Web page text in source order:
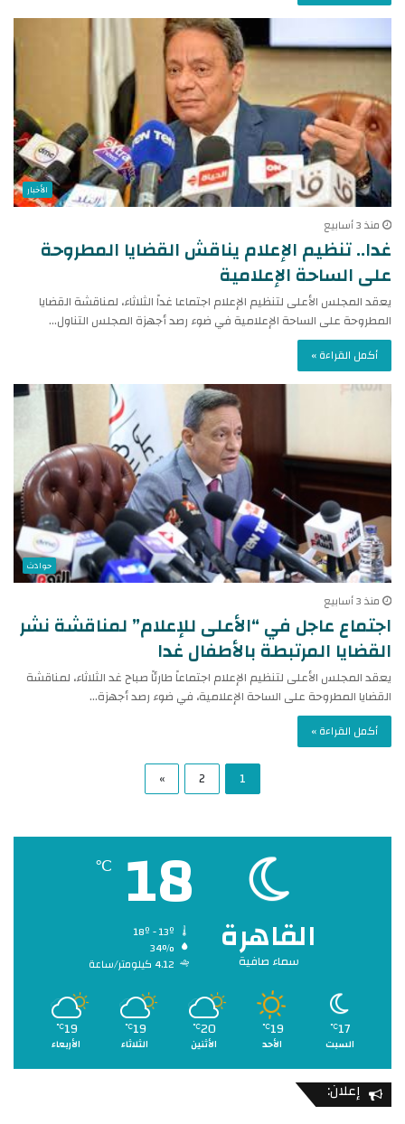
الأخبار
منذ 3 أسابيع
غدا.. تنظيم الإعلام يناقش القضايا المطروحة
على الساحة الإعلامية
يعقد المجلس الأعلى لتنظيم الإعلام اجتماعا غداً الثلاثاء، لمناقشة القضايا
المطروحة على الساحة الإعلامية في ضوء رصد أجهزة المجلس التناول…
أكمل القراءة »
حوادث
منذ 3 أسابيع
اجتماع عاجل في “الأعلى للإعلام” لمناقشة نشر
القضايا المرتبطة بالأطفال غدا
يعقد المجلس الأعلى لتنظيم الإعلام اجتماعاً طارئاً صباح غد الثلاثاء، لمناقشة
القضايا المطروحة على الساحة الإعلامية، في ضوء رصد أجهزة…
أكمل القراءة »
1
2
»
القاهرة
سماء صافية
18
℃
34%
4.12 كيلومتر/ساعة
17
℃
السبت
19
℃
الأحد
20
℃
الأثنين
19
℃
الثلاثاء
19
℃
الأربعاء
إعلان: